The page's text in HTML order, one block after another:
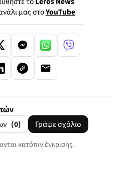
μας στοYouTube
(0) Γράψε σχόλιο
κατόπιν έγκρισης.